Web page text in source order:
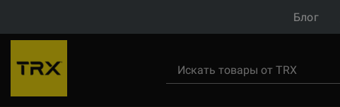
Блог